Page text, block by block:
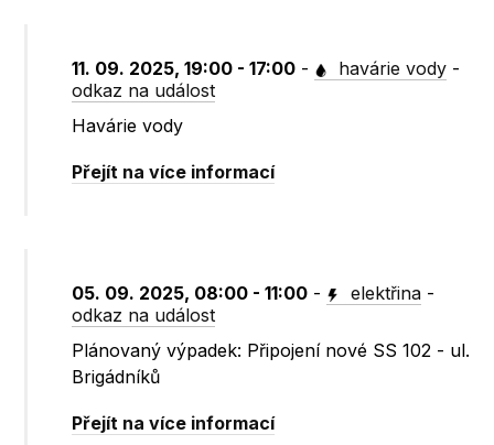
11. 09. 2025, 19:00 - 17:00 - havárie vody -
odkaz na událost
Havárie vody
Přejít na více informací
05. 09. 2025, 08:00 - 11:00 - elektřina -
odkaz na událost
Plánovaný výpadek: Připojení nové SS 102 - ul.
Brigádníků
Přejít na více informací